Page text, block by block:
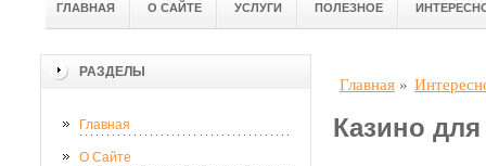
ГЛАВНАЯ О САЙТЕ УСЛУГИ ПОЛЕЗНОЕ
РАЗДЕЛЫ
Главная
О Сайте
Главная »
Казино